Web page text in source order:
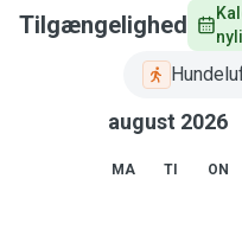
Tilgængelighed
august 2026
MA TI ON